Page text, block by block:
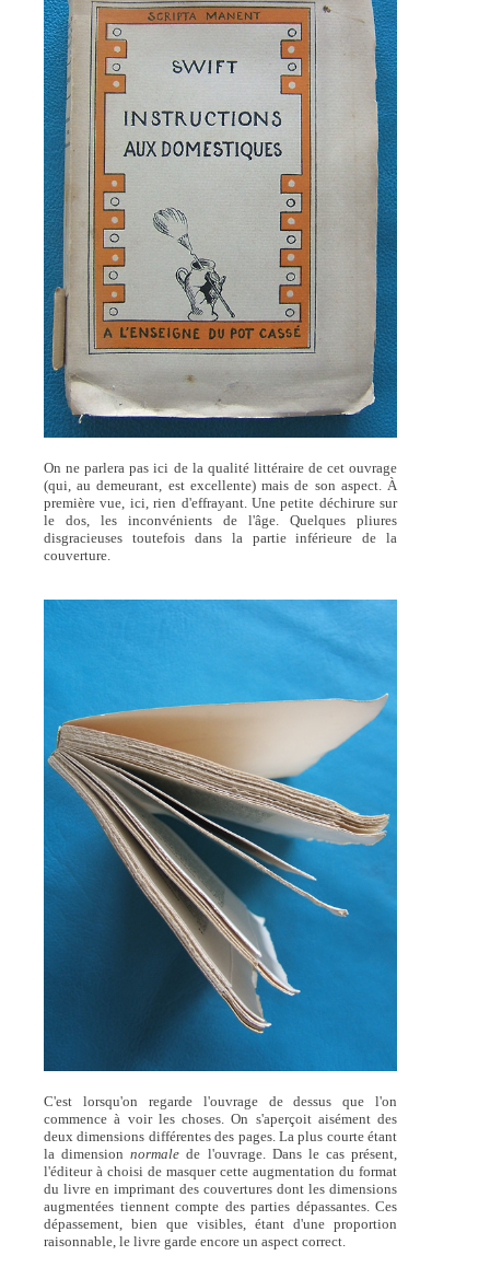
On ne parlera pas ici de la qualité littéraire de cet ouvrage
(qui, au demeurant, est excellente) mais de son aspect. À
première vue, ici, rien d'effrayant. Une petite déchirure sur
le dos, les inconvénients de l'âge. Quelques pliures
disgracieuses toutefois dans la partie inférieure de la
couverture.
C'est lorsqu'on regarde l'ouvrage de dessus que l'on
commence à voir les choses. On s'aperçoit aisément des
deux dimensions différentes des pages. La plus courte étant
la dimensionnormale de l'ouvrage. Dans le cas présent,
l'éditeur à choisi de masquer cette augmentation du format
du livre en imprimant des couvertures dont les dimensions
augmentées tiennent compte des parties dépassantes. Ces
dépassement, bien que visibles, étant d'une proportion
raisonnable, le livre garde encore un aspect correct.